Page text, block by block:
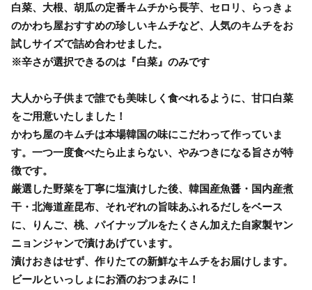
白菜、大根、胡瓜の定番キムチから長芋、セロリ、らっきょ
のかわち屋おすすめの珍しいキムチなど、人気のキムチをお
試しサイズで詰め合わせました。
※辛さが選択できるのは『白菜』のみです
大人から子供まで誰でも美味しく食べれるように、甘口白菜
をご用意いたしました！
かわち屋のキムチは本場韓国の味にこだわって作っていま
す。一つ一度食べたら止まらない、やみつきになる旨さが特
徴です。
厳選した野菜を丁寧に塩漬けした後、韓国産魚醤・国内産煮
干・北海道産昆布、それぞれの旨味あふれるだしをベース
に、りんご、桃、パイナップルをたくさん加えた自家製ヤン
ニョンジャンで漬けあげています。
漬けおきはせず、作りたての新鮮なキムチをお届けします。
ビールといっしょにお酒のおつまみに！